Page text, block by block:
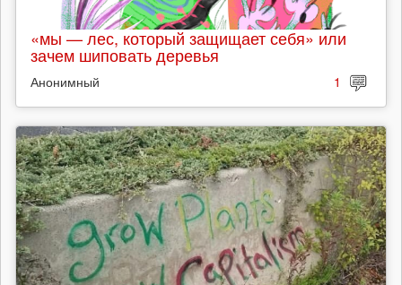
«мы — лес, который защищает себя» или
зачем шиповать деревья
Анонимный 1